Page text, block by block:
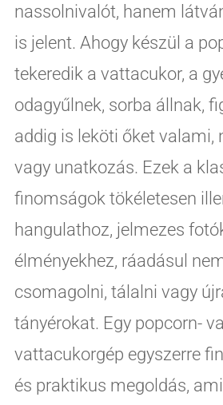
nassolnivalót, hanem
is jelent. Ahogy készül a
tekeredik a vattacukor, a
odagyűlnek, sorba állnak,
addig is leköti őket valami,
vagy unatkozás. Ezek a
finomságok tökéletesen
hangulathoz, jelmezes
élményekhez, ráadásul
csomagolni, tálalni vagy
tányérokat. Egy popcorn-
vattacukorgép egyszerre
és praktikus megoldás,